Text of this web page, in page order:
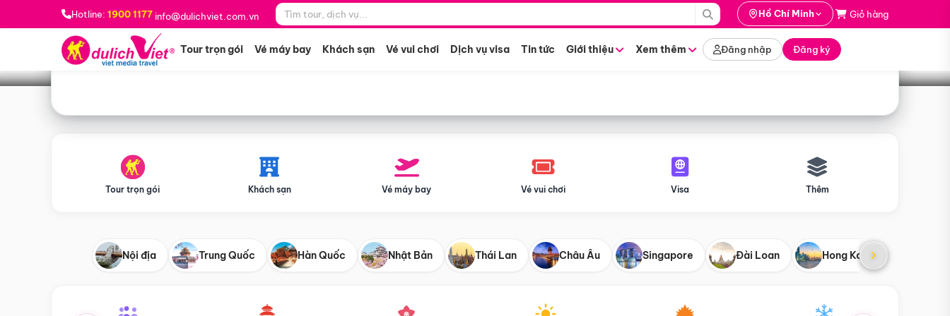
Hotline: 1900 1177 info@dulichviet.com.vn Hồ Chí Minh Giỏ hàng
Tour trọn gói Vé máy bay Khách sạn Vé vui chơi Dịch vụ visa Tin tức Giới thiệu Xem thêm Đăng nhập Đăng ký
Bạn muốn đi đâu? *
Tìm tour
Tour trọn gói Khách sạn Vé máy bay Vé vui chơi Visa Thêm
Nội địa Trung Quốc Hàn Quốc Nhật Bản Thái Lan Châu Âu Singapore Đài Loan Hong Kong